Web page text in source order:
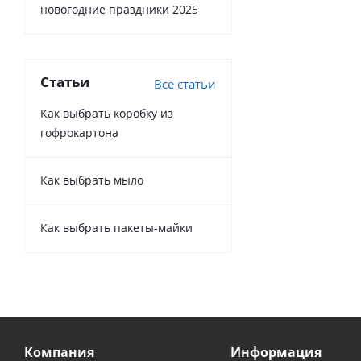
новогодние праздники 2025
Статьи Все статьи
Как выбрать коробку из
гофрокартона
Как выбрать мыло
Как выбрать пакеты-майки
Компания Информация